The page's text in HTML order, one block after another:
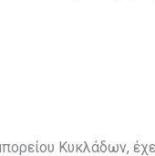
Κυκλάδων,